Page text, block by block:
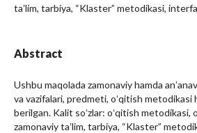
taʼlim, tarbiya, “Klaster” metodikasi,
Abstract
Ushbu maqolada zamonaviy hamda
va vazifalari, predmeti, oʻqitish metodikasi
berilgan. Kalit soʻzlar: oʻqitish metodikasi,
zamonaviy taʼlim, tarbiya, “Klaster”